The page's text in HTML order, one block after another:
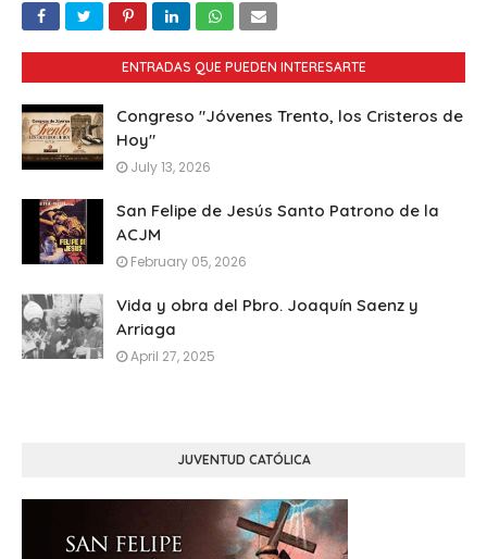
ENTRADAS QUE PUEDEN INTERESARTE
Congreso "Jóvenes Trento, los Cristeros de
Hoy"
July 13, 2026
San Felipe de Jesús Santo Patrono de la
ACJM
February 05, 2026
Vida y obra del Pbro. Joaquín Saenz y
Arriaga
April 27, 2025
JUVENTUD CATÓLICA